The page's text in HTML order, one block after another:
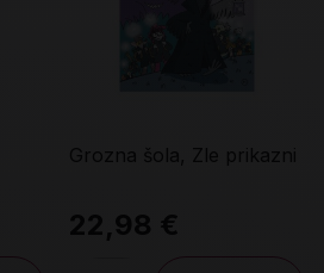
Grozna šola, Zle prikazni
22,98 €